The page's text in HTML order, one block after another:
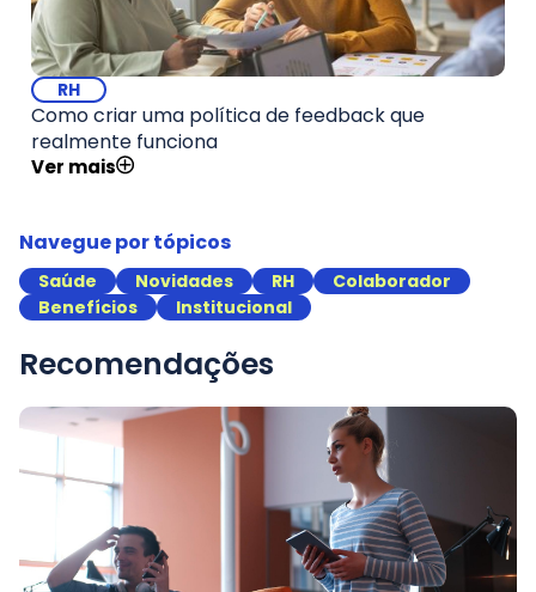
RH
Como criar uma política de feedback que
realmente funciona
Ver mais
Navegue por tópicos
Saúde Novidades RH
Colaborador
Benefícios
Institucional
Recomendações